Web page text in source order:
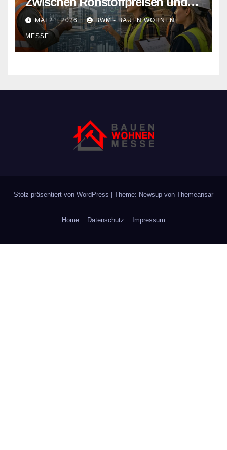
rechtlichen Hürden den Überblick
behalten
MAI 21, 2026 BWM - BAUEN WOHNEN
MESSE
Stolz präsentiert von WordPress | Theme: Newsup von Themeansar
Home Datenschutz Impressum